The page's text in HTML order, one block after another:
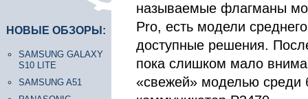
НОВЫЕ ОБЗОРЫ:
SAMSUNG GALAXY
S10 LITE
SAMSUNG A51
называемые флагманы
Pro, есть модели
доступные решения.
пока слишком мало
«свежей» моделью среди